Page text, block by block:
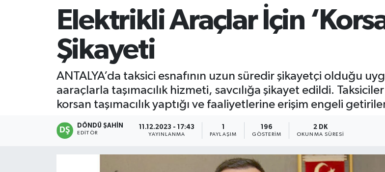
Elektrikli Araçlar İçin
Şikayeti
ANTALYA’da taksici esnafının uzun süredir şikayetçi olduğu
aaraçlarla taşımacılık hizmeti, savcılığa şikayet edildi.
korsan taşımacılık yaptığı ve faaliyetlerine erişim engeli
DÖNDÜ ŞAHİN
EDITÖR
11.12.2023 - 17:43
YAYINLANMA
1
PAYLAŞIM
196
GÖSTERIM
2 DK
OKUNMA SÜRESI